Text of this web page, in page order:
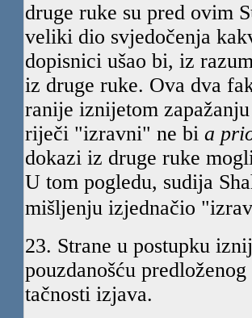
druge ruke su pred ovim
veliki dio svjedočenja
dopisnici ušao bi, iz
iz druge ruke. Ova dva
ranije iznijetom
riječi "izravni" ne bi a
dokazi iz druge ruke
U tom pogledu, sudija
mišljenju izjednačio
23. Strane u postupku
pouzdanošću
tačnosti izjava.